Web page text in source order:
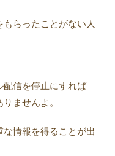
らったことがない人
配信を停止にすれば
ませんよ。
情報を得ることが出